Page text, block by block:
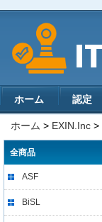
ホーム 認定
ホーム > EXIN.Inc >
全商品
ASF
BiSL